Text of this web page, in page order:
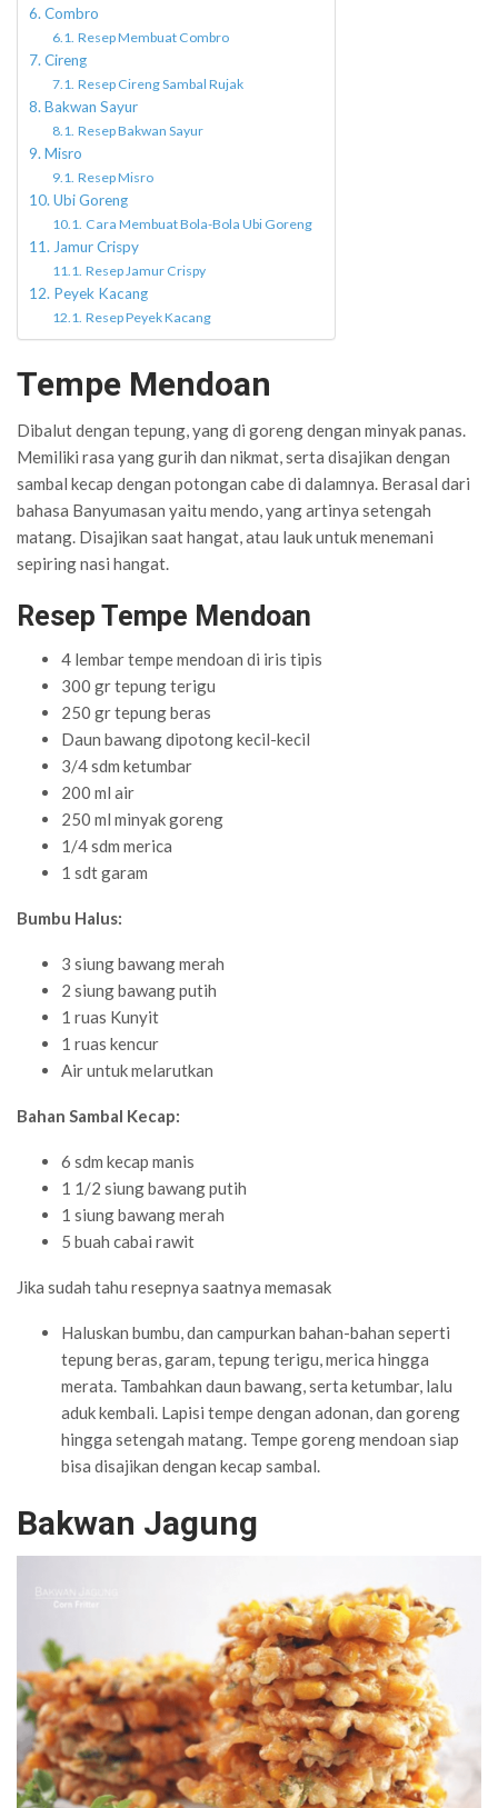
Combro
Resep Membuat Combro
Cireng
Resep Cireng Sambal Rujak
Bakwan Sayur
Resep Bakwan Sayur
Misro
Resep Misro
Ubi Goreng
Cara Membuat Bola-Bola Ubi Goreng
Jamur Crispy
Resep Jamur Crispy
Peyek Kacang
Resep Peyek Kacang
Tempe Mendoan
Dibalut dengan tepung, yang di goreng dengan minyak panas.
Memiliki rasa yang gurih dan nikmat, serta disajikan dengan
sambal kecap dengan potongan cabe di dalamnya. Berasal dari
bahasa Banyumasan yaitu mendo, yang artinya setengah
matang. Disajikan saat hangat, atau lauk untuk menemani
sepiring nasi hangat.
Resep Tempe Mendoan
4 lembar tempe mendoan di iris tipis
300 gr tepung terigu
250 gr tepung beras
Daun bawang dipotong kecil-kecil
3/4 sdm ketumbar
200 ml air
250 ml minyak goreng
1/4 sdm merica
1 sdt garam
Bumbu Halus:
3 siung bawang merah
2 siung bawang putih
1 ruas Kunyit
1 ruas kencur
Air untuk melarutkan
Bahan Sambal Kecap:
6 sdm kecap manis
1 1/2 siung bawang putih
1 siung bawang merah
5 buah cabai rawit
Jika sudah tahu resepnya saatnya memasak
Haluskan bumbu, dan campurkan bahan-bahan seperti
tepung beras, garam, tepung terigu, merica hingga
merata. Tambahkan daun bawang, serta ketumbar, lalu
aduk kembali. Lapisi tempe dengan adonan, dan goreng
hingga setengah matang. Tempe goreng mendoan siap
bisa disajikan dengan kecap sambal.
Bakwan Jagung